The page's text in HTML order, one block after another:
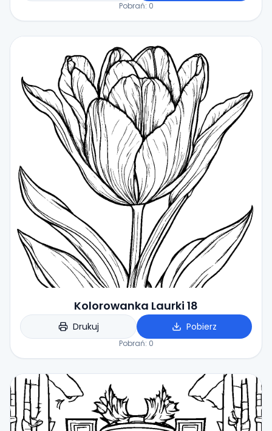
Pobrań: 0
Kolorowanka Laurki 18
Drukuj Pobierz
Pobrań: 0